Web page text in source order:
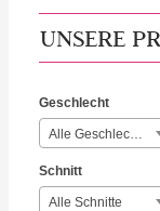
UNSERE
Geschlecht
Alle Geschlechter
Schnitt
Alle Schnitte